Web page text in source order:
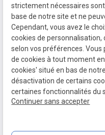
SIRET :
80771512300020
Politique de
confidentialité
strictement nécessaires
base de notre site et ne
Cependant, vous avez le
cookies de
selon vos préférences.
de cookies à tout moment
cookies' situé en bas de
désactivation de certains
certaines fonctionnalités du
Continuer sans accepter